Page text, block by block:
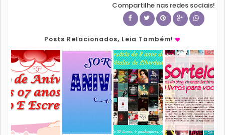
Compartilhe nas redes sociais!
Posts Relacionados, Leia Também!